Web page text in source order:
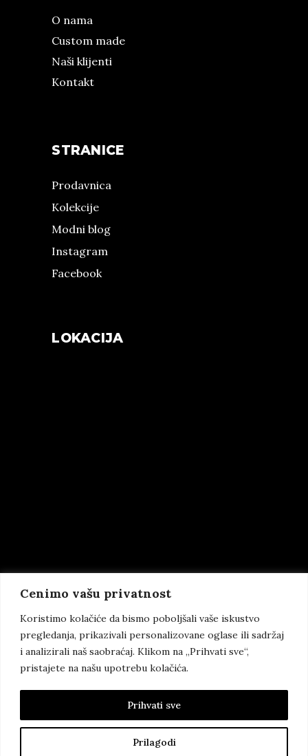
Cenimo vašu privatnost
Koristimo kolačiće da bismo poboljšali vaše iskustvo
pregledanja, prikazivali personalizovane oglase ili sadržaj
i analizirali naš saobraćaj. Klikom na „Prihvati sve“,
pristajete na našu upotrebu kolačića.
Prilagodi
Prihvati sve
O nama
Custom made
Naši klijenti
Kontakt
STRANICE
Prodavnica
Kolekcije
Modni blog
Instagram
Facebook
LOKACIJA